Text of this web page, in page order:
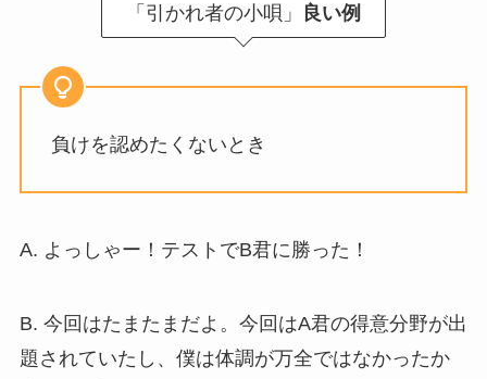
「引かれ者の小唄」 良い例
負けを認めたくないとき
A. よっしゃー！テストでB君に勝った！
B. 今回はたまたまだよ。今回はA君の得意分野が出
題されていたし、僕は体調が万全ではなかったか